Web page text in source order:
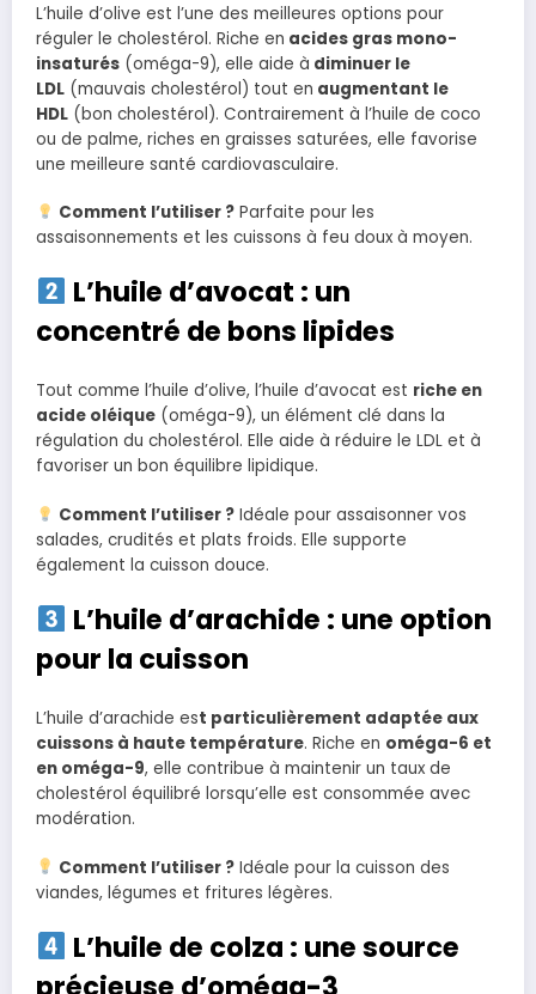
L’huile d’olive est l’une des meilleures options pour
réguler le cholestérol. Riche en acides gras mono-
insaturés (oméga-9), elle aide à diminuer le
LDL (mauvais cholestérol) tout en augmentant le
HDL (bon cholestérol). Contrairement à l’huile de coco
ou de palme, riches en graisses saturées, elle favorise
une meilleure santé cardiovasculaire.
Comment l’utiliser ? Parfaite pour les
assaisonnements et les cuissons à feu doux à moyen.
L’huile d’avocat : un
concentré de bons lipides
Tout comme l’huile d’olive, l’huile d’avocat est riche en
acide oléique (oméga-9), un élément clé dans la
régulation du cholestérol. Elle aide à réduire le LDL et à
favoriser un bon équilibre lipidique.
Comment l’utiliser ? Idéale pour assaisonner vos
salades, crudités et plats froids. Elle supporte
également la cuisson douce.
L’huile d’arachide : une option
pour la cuisson
L’huile d’arachide est particulièrement adaptée aux
cuissons à haute température. Riche en oméga-6 et
en oméga-9, elle contribue à maintenir un taux de
cholestérol équilibré lorsqu’elle est consommée avec
modération.
Comment l’utiliser ? Idéale pour la cuisson des
viandes, légumes et fritures légères.
L’huile de colza : une source